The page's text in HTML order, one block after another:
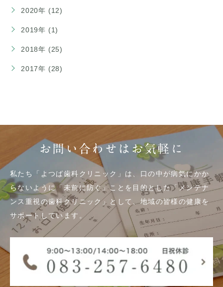
2020年 (12)
2019年 (1)
2018年 (25)
2017年 (28)
お問い合わせはお気軽に
私たち「よつば歯科クリニック」は、口の中が病気にかか
らないように「未前に防ぐ」ことを目的とした「メンテナ
ンス重視の歯科クリニック」として、地域の皆様の健康を
サポートしています。